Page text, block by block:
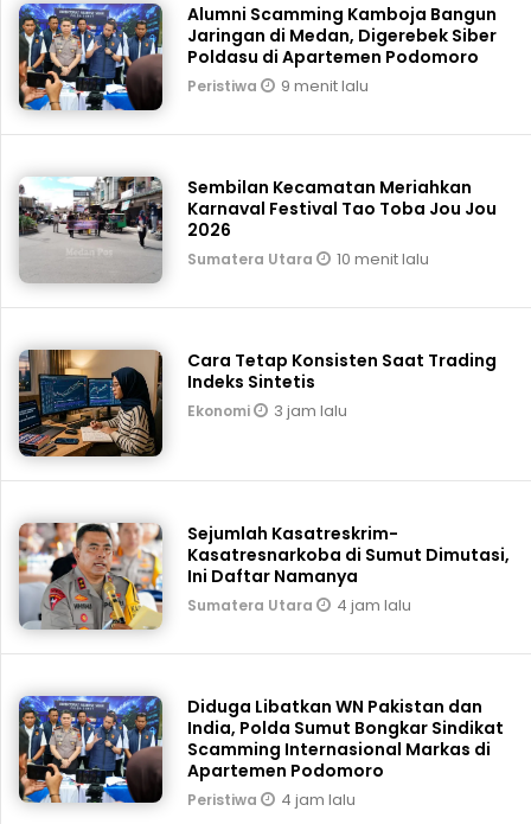
Alumni Scamming Kamboja Bangun
Jaringan di Medan, Digerebek Siber
Poldasu di Apartemen Podomoro
Peristiwa 9 menit lalu
Sembilan Kecamatan Meriahkan
Karnaval Festival Tao Toba Jou Jou
2026
Sumatera Utara 10 menit lalu
Cara Tetap Konsisten Saat Trading
Indeks Sintetis
Ekonomi 3 jam lalu
Sejumlah Kasatreskrim-
Kasatresnarkoba di Sumut Dimutasi,
Ini Daftar Namanya
Sumatera Utara 4 jam lalu
Diduga Libatkan WN Pakistan dan
India, Polda Sumut Bongkar Sindikat
Scamming Internasional Markas di
Apartemen Podomoro
Peristiwa 4 jam lalu